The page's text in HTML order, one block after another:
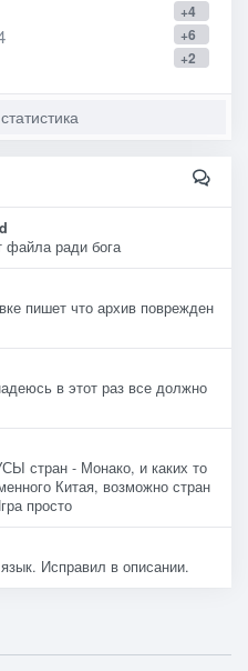
+4
+6
+2
файла ради бога
пишет что архив поврежден
в этот раз все должно
стран - Монако, и каких то
Китая, возможно стран
просто
Исправил в описании.